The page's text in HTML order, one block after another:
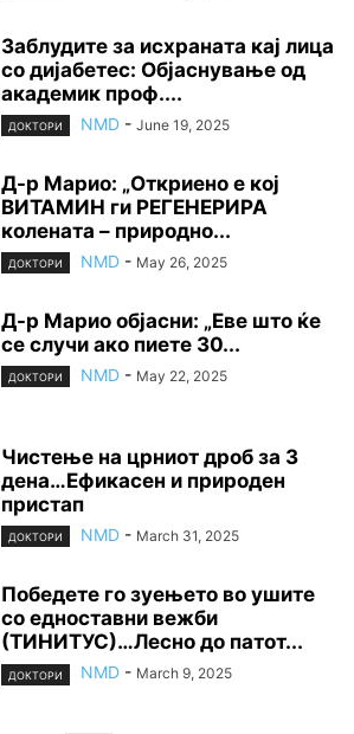
Заблудите за исхраната кај лица
со дијабетес: Објаснување од
академик проф....
ДОКТОРИ NMD - June 19, 2025
Д-р Марио: „Откриено е кој
ВИТАМИН ги РЕГЕНЕРИРА
колената – природно...
ДОКТОРИ NMD - May 26, 2025
Д-р Марио објасни: „Еве што ќе
се случи ако пиете 30...
ДОКТОРИ NMD - May 22, 2025
Чистење на црниот дроб за 3
дена…Ефикасен и природен
пристап
ДОКТОРИ NMD - March 31, 2025
Победете го зуењето во ушите
со едноставни вежби
(ТИНИТУС)…Лесно до патот...
ДОКТОРИ NMD - March 9, 2025